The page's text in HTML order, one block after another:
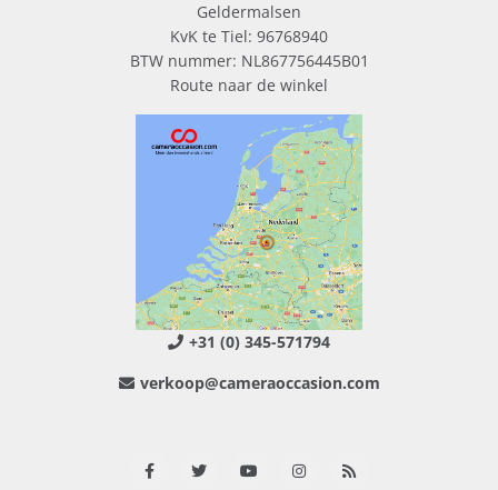
Geldermalsen
KvK te Tiel: 96768940
BTW nummer: NL867756445B01
Route naar de winkel
+31 (0) 345-571794
verkoop@cameraoccasion.com